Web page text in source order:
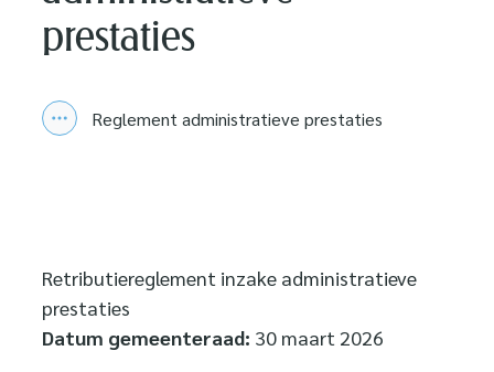
prestaties
Toon alle broodkruimel items
Reglement administratieve prestaties
Retributiereglement inzake administratieve
prestaties
Datum gemeenteraad: 30 maart 2026